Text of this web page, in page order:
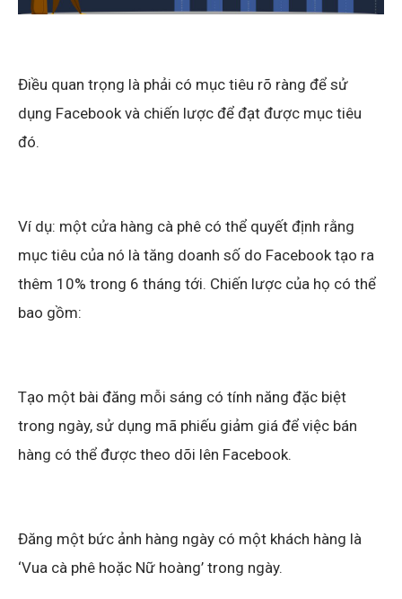
Điều quan trọng là phải có mục tiêu rõ ràng để sử
dụng Facebook và chiến lược để đạt được mục tiêu
đó.
Ví dụ: một cửa hàng cà phê có thể quyết định rằng
mục tiêu của nó là tăng doanh số do Facebook tạo ra
thêm 10% trong 6 tháng tới. Chiến lược của họ có thể
bao gồm:
Tạo một bài đăng mỗi sáng có tính năng đặc biệt
trong ngày, sử dụng mã phiếu giảm giá để việc bán
hàng có thể được theo dõi lên Facebook.
Đăng một bức ảnh hàng ngày có một khách hàng là
‘Vua cà phê hoặc Nữ hoàng’ trong ngày.